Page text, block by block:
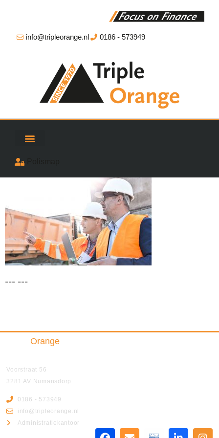
info@tripleorange.nl 0186 - 573949
--- ---
Orange
Voorstraat 56
3281 AV Numansdorp
0186 - 573949
info@tripleorange.nl
Administratiekantoor